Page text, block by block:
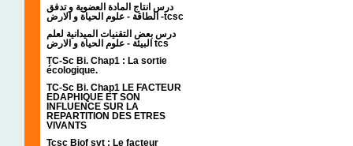
درس انتاج المادة العضوية و تدفق
الطاقة - علوم الحياة و الارض -tcsc
درس بعض التقنيات الميدانية لعلم
البيئة - علوم الحياة و الارض tcs
TC-Sc Bi. Chap1 : La sortie
écologique.
TC-Sc Bi. Chap1 LE FACTEUR
EDAPHIQUE ET SON
INFLUENCE SUR LA
REPARTITION DES ETRES
VIVANTS
Tcsc Biof svt : Le facteur